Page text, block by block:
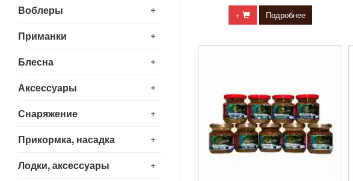
+
Воблеры
+
Приманки
+
Блесна
+
Аксессуары
+
Снаряжение
+
Прикормка, насадка
+
Лодки, аксессуары
+ Подробнее